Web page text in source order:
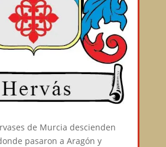
de Murcia descienden
pasaron a Aragón y